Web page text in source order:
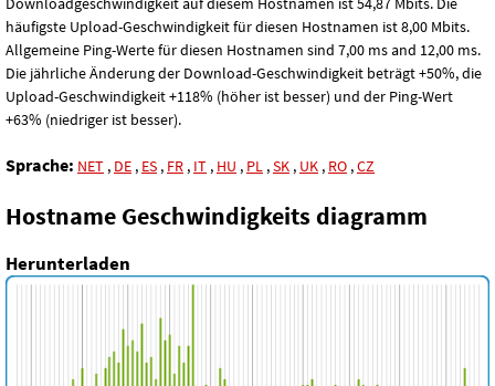
häufigste Upload-Geschwindigkeit für diesen Hostnamen ist 8,00 Mbits.
Allgemeine Ping-Werte für diesen Hostnamen sind 7,00 ms and 12,00 ms.
Die jährliche Änderung der Download-Geschwindigkeit beträgt +50%, die
Upload-Geschwindigkeit +118% (höher ist besser) und der Ping-Wert
+63% (niedriger ist besser).
Sprache: NET , DE , ES , FR , IT , HU , PL ,SK , UK , RO ,CZ
Hostname Geschwindigkeits diagramm
Herunterladen